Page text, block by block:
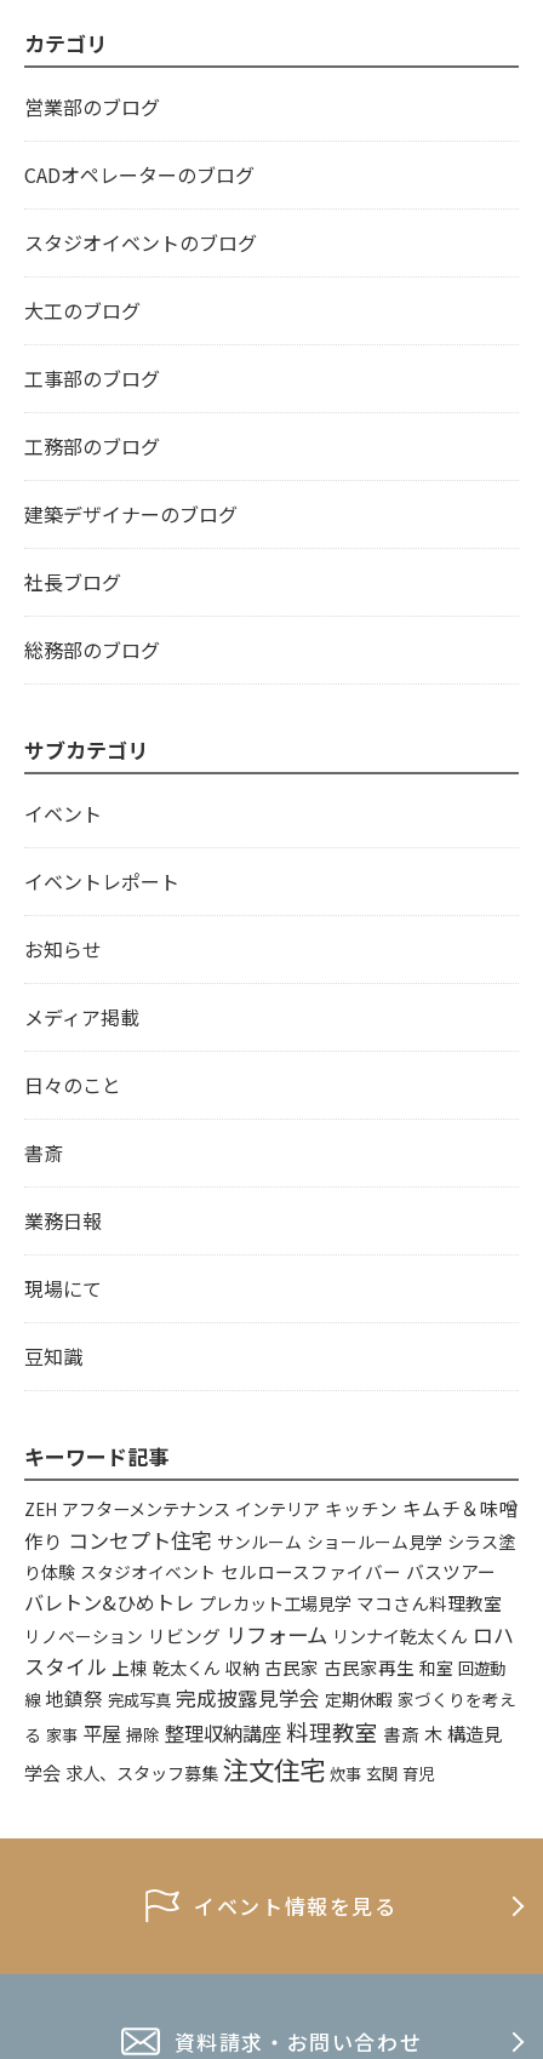
カテゴリ
営業部のブログ
CADオペレーターのブログ
スタジオイベントのブログ
大工のブログ
工事部のブログ
工務部のブログ
建築デザイナーのブログ
社長ブログ
総務部のブログ
サブカテゴリ
イベント
イベントレポート
お知らせ
メディア掲載
日々のこと
書斎
業務日報
現場にて
豆知識
キーワード記事
ZEH アフターメンテナンス インテリア キッチン キムチ＆味噌
作り コンセプト住宅 サンルーム ショールーム見学 シラス塗
り体験 スタジオイベント セルロースファイバー バスツアー
バレトン&ひめトレ プレカット工場見学 マコさん料理教室
リノベーション リビング リフォーム リンナイ乾太くん ロハ
スタイル 上棟 乾太くん 収納 古民家 古民家再生 和室 回遊動
線 地鎮祭 完成写真 完成披露見学会 定期休暇 家づくりを考え
る 家事 平屋 掃除 整理収納講座料理教室 書斎 木構造見
学会 求人、スタッフ募集注文住宅 炊事 玄関 育児
イベント情報を見る
資料請求・お問い合わせ